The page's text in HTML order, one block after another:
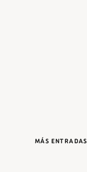
MÁS ENTRADAS